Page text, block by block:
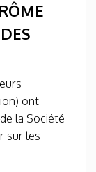
ont
la Société
sur les